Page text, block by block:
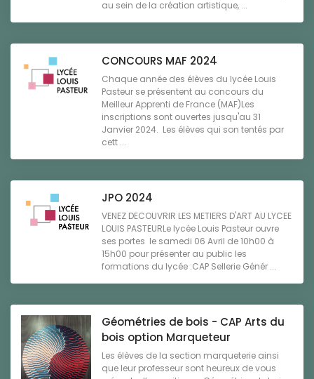
au sein de la création artistique, ...
CONCOURS MAF 2024
Chaque année des élèves du lycée Louis
Pasteur se présentent au concours du
Meilleur Apprenti de France (MAF)Les
inscriptions sont ouvertes jusqu'au 31
Janvier 2024. Les élèves qui son tentés par
cett ...
JPO 2024
VENEZ DECOUVRIR LES METIERS D'ART AU LYCEE
LOUIS PASTEURLe lycée Louis Pasteur ouvre
ses portes le samedi 06 Avril de 10h00 à
15h00 pour présenter au public les
formations du lycée :CAP Sellerie Génér ...
Géométries de bois - CAP Arts du
bois option Marqueteur
Les élèves de la section marqueterie ainsi
que leur professeur sont heureux de vous